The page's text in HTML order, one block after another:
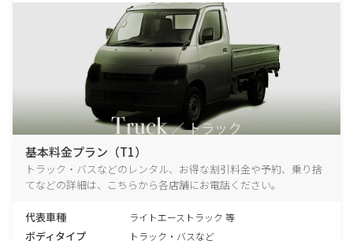
基本料金プラン（T1）
トラック・バスなどのレンタル、お得な割引料金や予約、乗り捨
てなどの詳細は、こちらから各店舗にお電話ください。
代表車種 ライトエーストラック 等
ボディタイプ トラック・バスなど